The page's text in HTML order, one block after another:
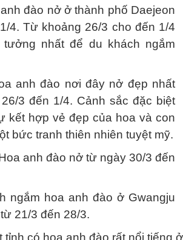
đào nở ở thành phố Daejeon
4. Từ khoảng 26/3 cho đến 1/4
tưởng nhất để du khách ngắm
anh đào nơi đây nở đẹp nhất
3 đến 1/4. Cảnh sắc đặc biệt
kết hợp vẻ đẹp của hoa và con
bức tranh thiên nhiên tuyệt mỹ.
anh đào nở từ ngày 30/3 đến
ngắm hoa anh đào ở Gwangju
21/3 đến 28/3.